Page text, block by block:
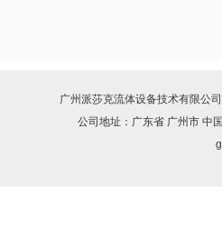
广州派莎克流体设备技术有限公司
公司地址：广东省 广州市 中